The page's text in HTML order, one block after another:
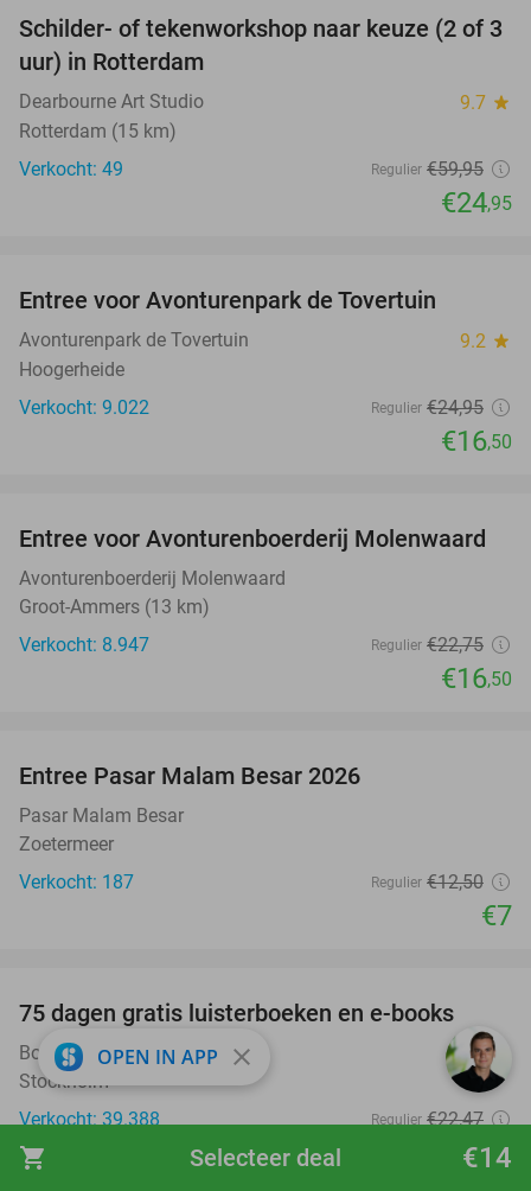
shopping_cart €14
Selecteer deal
58%
Schilder- of tekenworkshop naar keuze (2 of 3
uur) in Rotterdam
Dearbourne Art Studio 9.7 star
Rotterdam (15 km)
Verkocht: 49
Regulier €59,95
€24,95
Entree voor Avonturenpark de Tovertuin
Avonturenpark de Tovertuin 9.2 star
Hoogerheide
Verkocht: 9.022
Regulier €24,95
€16,50
27%
Entree voor Avonturenboerderij Molenwaard
Avonturenboerderij Molenwaard
Groot-Ammers (13 km)
Verkocht: 8.947
Regulier €22,75
€16,50
Entree Pasar Malam Besar 2026
Pasar Malam Besar
Zoetermeer
Verkocht: 187
Regulier €12,50
€7
100%
75 dagen gratis luisterboeken en e-books
BookBeat
Stockholm
Verkocht: 39.388
Regulier €22,47
Gratis
OPEN IN APP close